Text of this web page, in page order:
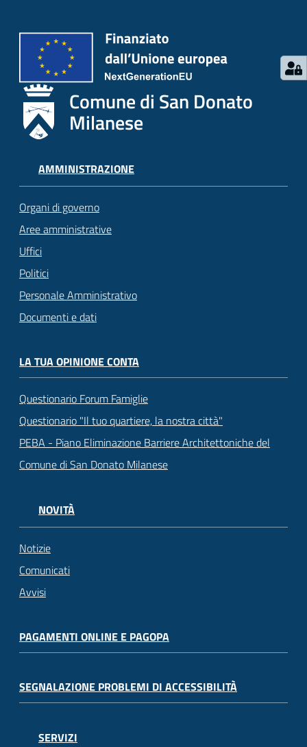
Comune di San Donato
Milanese
AMMINISTRAZIONE
Organi di governo
Aree amministrative
Uffici
Politici
Personale Amministrativo
Documenti e dati
LA TUA OPINIONE CONTA
Questionario Forum Famiglie
Questionario "Il tuo quartiere, la nostra città"
PEBA - Piano Eliminazione Barriere Architettoniche del
Comune di San Donato Milanese
NOVITÀ
Notizie
Comunicati
Avvisi
PAGAMENTI ONLINE E PAGOPA
SEGNALAZIONE PROBLEMI DI ACCESSIBILITÀ
SERVIZI